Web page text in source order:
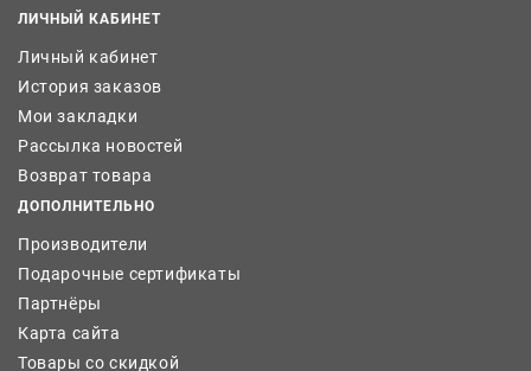
ЛИЧНЫЙ КАБИНЕТ
Личный кабинет
История заказов
Мои закладки
Рассылка новостей
Возврат товара
ДОПОЛНИТЕЛЬНО
Производители
Подарочные сертификаты
Партнёры
Карта сайта
Товары со скидкой